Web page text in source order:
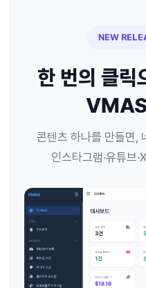
NEW
한 번의 클릭
콘텐츠 하나를 만들면,
인스타그램·유튜브